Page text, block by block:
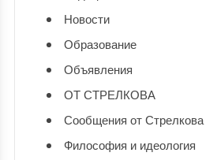
Новости
Образование
Объявления
ОТ СТРЕЛКОВА
Сообщения от Стрелкова
Философия и идеология